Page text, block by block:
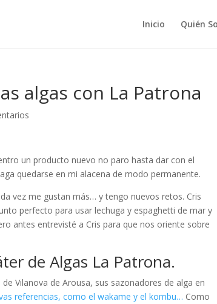
Inicio Quién
algas con La Patrona
un producto nuevo no paro hasta dar con el
quedarse en mi alacena de modo permanente.
vez me gustan más… y tengo nuevos retos. Cris
perfecto para usar lechuga y espaghetti de mar y
antes entrevisté a Cris para que nos oriente sobre
de Algas La Patrona.
Vilanova de Arousa, sus sazonadores de alga en
referencias, como el wakame y el kombu… Como